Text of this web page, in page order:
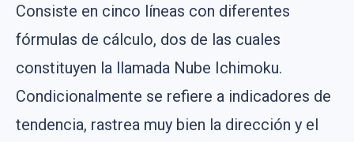
Consiste en cinco líneas con diferentes
fórmulas de cálculo, dos de las cuales
constituyen la llamada Nube Ichimoku.
Condicionalmente se refiere a indicadores de
tendencia, rastrea muy bien la dirección y el